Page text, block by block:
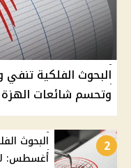
البحوث الفلكية
وتحسم شائعات الهزة
2
أغسطس: